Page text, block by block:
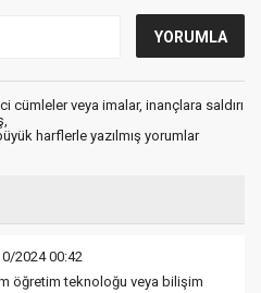
cümleler veya imalar, inançlara saldırı
harflerle yazılmış yorumlar
2024 00:42
öğretim teknoloğu veya bilişim